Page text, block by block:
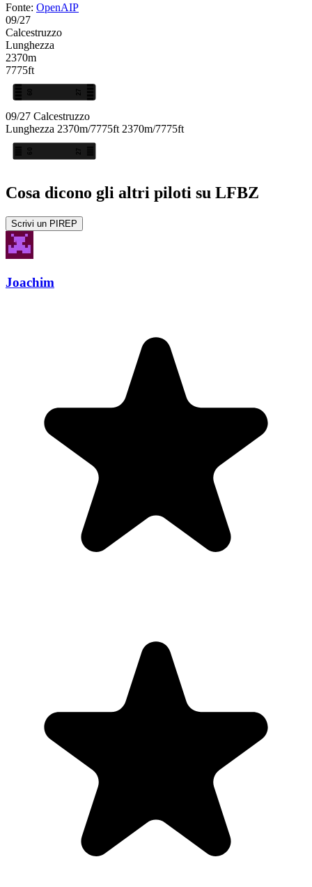
Fonte: OpenAIP
09/27
Calcestruzzo
Lunghezza
2370m
7775ft
27
09
09/27 Calcestruzzo
Lunghezza 2370m/7775ft 2370m/7775ft
27
09
Cosa dicono gli altri piloti su LFBZ
Scrivi un PIREP
Joachim